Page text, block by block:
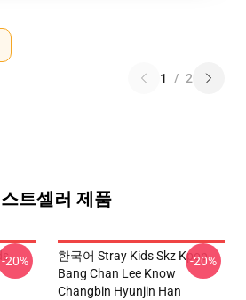
1 / 2
트셀러 제품
-20%
한국어 Stray Kids Skz Kpop
Bang Chan Lee Know
Changbin Hyunjin Han
-20%